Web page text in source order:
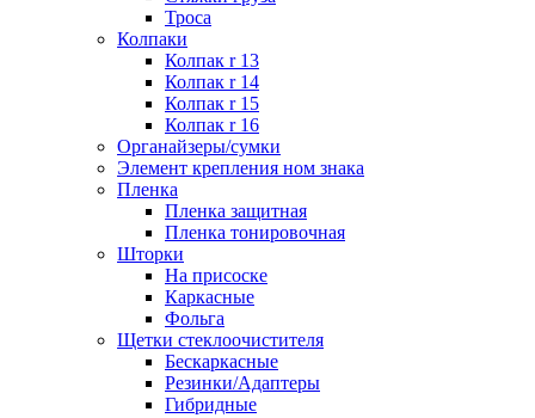
Троса
Колпаки
Колпак r 13
Колпак r 14
Колпак r 15
Колпак r 16
Органайзеры/сумки
Элемент крепления ном знака
Пленка
Пленка защитная
Пленка тонировочная
Шторки
На присоске
Каркасные
Фольга
Щетки стеклоочистителя
Бескаркасные
Резинки/Адаптеры
Гибридные